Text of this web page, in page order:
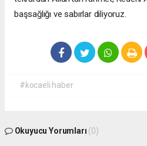
başsağlığı ve sabırlar diliyoruz.
#kocaeli haber
Okuyucu Yorumları (0)